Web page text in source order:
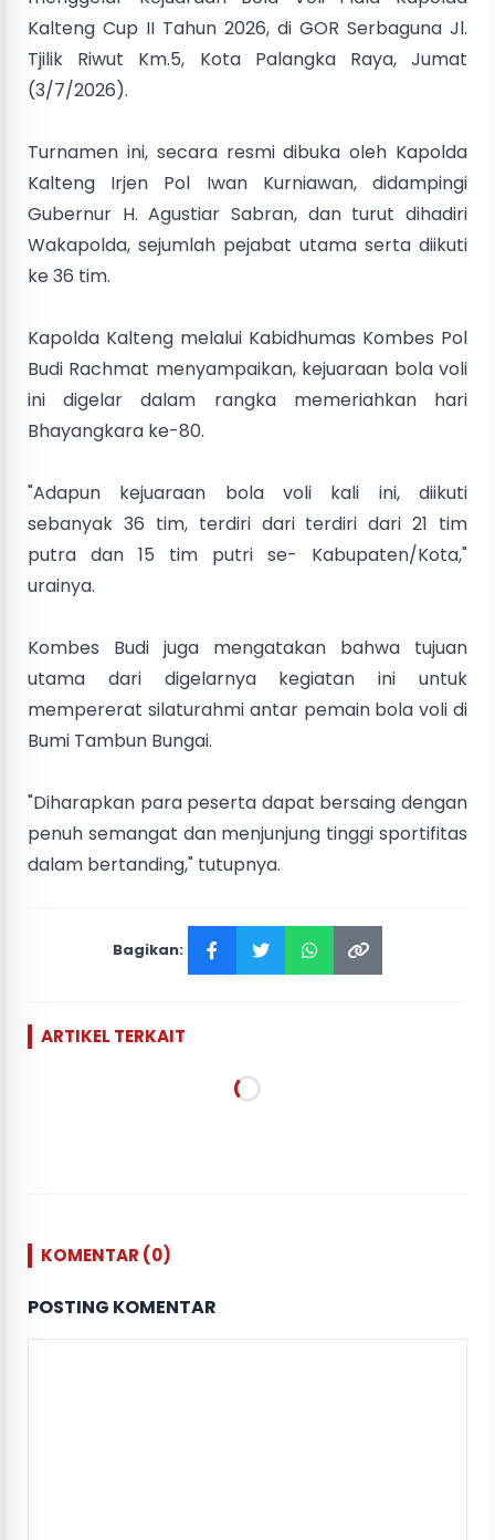
Kalteng Cup II Tahun 2026, di GOR Serbaguna Jl.
Tjilik Riwut Km.5, Kota Palangka Raya, Jumat
(3/7/2026).
Turnamen ini, secara resmi dibuka oleh Kapolda
Kalteng Irjen Pol Iwan Kurniawan, didampingi
Gubernur H. Agustiar Sabran, dan turut dihadiri
Wakapolda, sejumlah pejabat utama serta diikuti
ke 36 tim.
Kapolda Kalteng melalui Kabidhumas Kombes Pol
Budi Rachmat menyampaikan, kejuaraan bola voli
ini digelar dalam rangka memeriahkan hari
Bhayangkara ke-80.
"Adapun kejuaraan bola voli kali ini, diikuti
sebanyak 36 tim, terdiri dari terdiri dari 21 tim
putra dan 15 tim putri se- Kabupaten/Kota,"
urainya.
Kombes Budi juga mengatakan bahwa tujuan
utama dari digelarnya kegiatan ini untuk
mempererat silaturahmi antar pemain bola voli di
Bumi Tambun Bungai.
"Diharapkan para peserta dapat bersaing dengan
penuh semangat dan menjunjung tinggi sportifitas
dalam bertanding," tutupnya.
Bagikan:
ARTIKEL TERKAIT
KOMENTAR (0)
POSTING KOMENTAR